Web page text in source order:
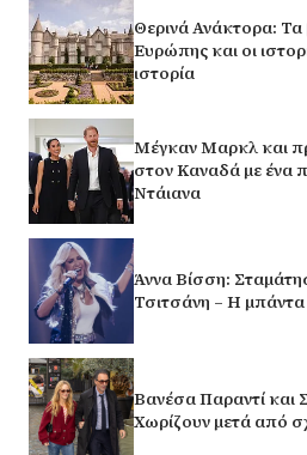
Θερινά Ανάκτορα: Τα
Ευρώπης και οι
ιστορία
Μέγκαν Μαρκλ και
στον Καναδά με ένα
Ντάιανα
Άννα Βίσση:
Τσιτσάνη – Η
Βανέσα Παραντί και
Χωρίζουν μετά από